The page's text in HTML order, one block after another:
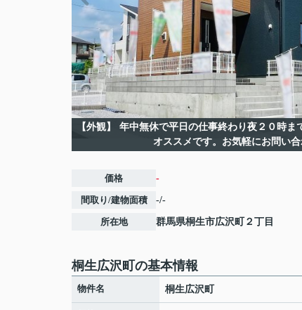
【外観】
年中無休で平日の仕事終わり夜２０時ま
オススメです。お気軽にお問い合
価格 -
間取り/建物面積 -/-
所在地 群馬県桐生市広沢町 ２丁目
桐生広沢町の基本情報
物件名 桐生広沢町